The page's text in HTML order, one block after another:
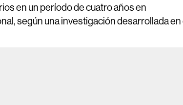
en un período de cuatro años en
según una investigación desarrollada en